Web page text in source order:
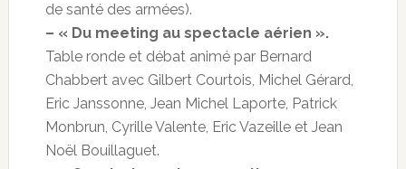
de santé des armées).
– « Du meeting au spectacle aérien ».
Table ronde et débat animé par Bernard
Chabbert avec Gilbert Courtois, Michel Gérard,
Eric Janssonne, Jean Michel Laporte, Patrick
Monbrun, Cyrille Valente, Eric Vazeille et Jean
Noël Bouillaguet.